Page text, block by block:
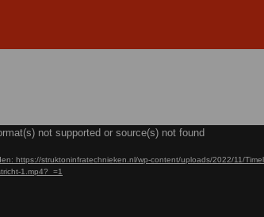
not supported or source(s) not found
https://struktoninfratechnieken.nl/wp-content/uploads/2022/11/
1.mp4?_=1